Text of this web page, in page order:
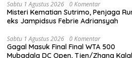
Tidak
Sabtu 1 Agustus 2026 0 Komentar
Misteri Kematian Sutrimo, Penjaga
eks Jampidsus Febrie Adriansyah
Sabtu 1 Agustus 2026 0 Komentar
Gagal Masuk Final Final WTA 500
Mubadala DC Open, Tjen/Zhang